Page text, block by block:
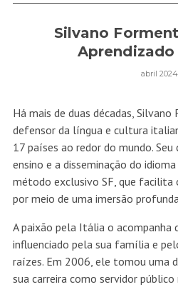
Silvano
abril 2024
Há mais de duas décadas,
defensor da língua e cultura
17 países ao redor do mundo.
ensino e a disseminação do
método exclusivo SF, que facilita
por meio de uma imersão
A paixão pela Itália o acompanha
influenciado pela sua família e
raízes. Em 2006, ele tomou uma
sua carreira como servidor